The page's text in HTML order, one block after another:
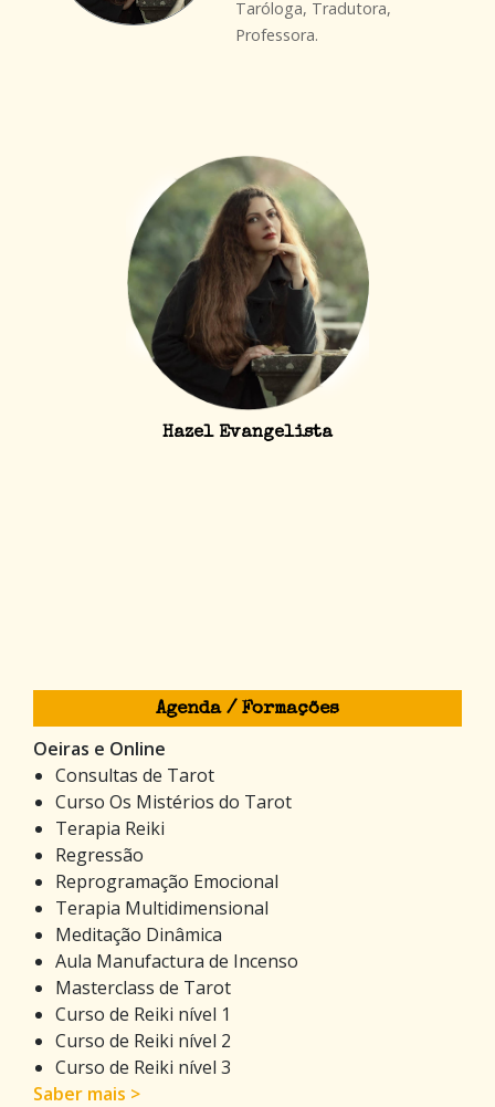
Taróloga, Tradutora,
Professora.
Hazel Evangelista
Agenda / Formações
Oeiras e Online
Consultas de Tarot
Curso Os Mistérios do Tarot
Terapia Reiki
Regressão
Reprogramação Emocional
Terapia Multidimensional
Meditação Dinâmica
Aula Manufactura de Incenso
Masterclass de Tarot
Curso de Reiki nível 1
Curso de Reiki nível 2
Curso de Reiki nível 3
Saber mais >